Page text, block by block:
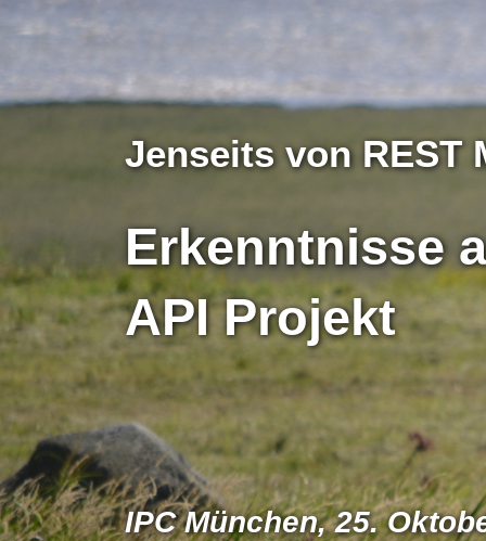
Jenseits von REST
Erkenntnisse
API Projekt
IPC München, 25.